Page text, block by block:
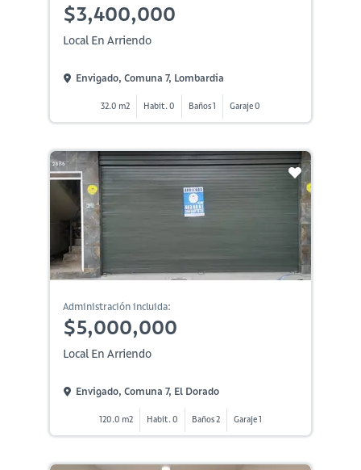
$3,400,000
Local En Arriendo
Envigado, Comuna 7, Lombardia
32.0 m2 Habit. 0 Baños 1 Garaje 0
Administración incluida:
$5,000,000
Local En Arriendo
Envigado, Comuna 7, El Dorado
120.0 m2 Habit. 0 Baños 2 Garaje 1